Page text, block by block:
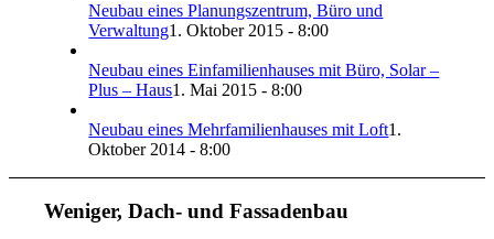
Neubau eines Planungszentrum, Büro und
Verwaltung1. Oktober 2015 - 8:00
Neubau eines Einfamilienhauses mit Büro, Solar –
Plus – Haus1. Mai 2015 - 8:00
Neubau eines Mehrfamilienhauses mit Loft1.
Oktober 2014 - 8:00
Weniger, Dach- und Fassadenbau